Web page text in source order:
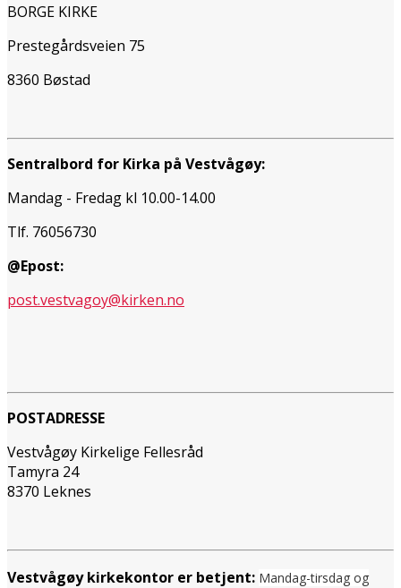
BORGE KIRKE
Prestegårdsveien 75
8360 Bøstad
Sentralbord for Kirka på Vestvågøy:
Mandag - Fredag kl 10.00-14.00
Tlf. 76056730
@Epost:
post.vestvagoy@kirken.no
POSTADRESSE
Vestvågøy Kirkelige Fellesråd
Tamyra 24
8370 Leknes
Vestvågøy kirkekontor er betjent: Mandag-tirsdag og